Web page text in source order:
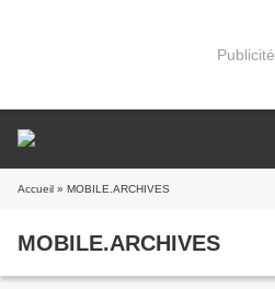
Publicité
Accueil » MOBILE.ARCHIVES
MOBILE.ARCHIVES